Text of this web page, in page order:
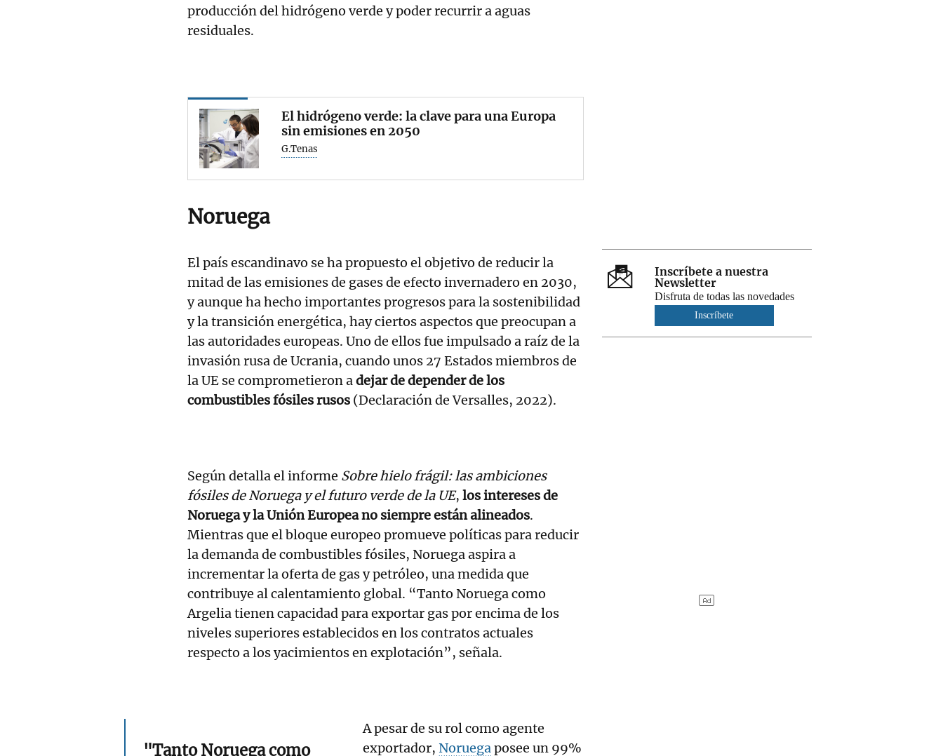
producción del hidrógeno verde y poder recurrir a aguas
residuales.
El hidrógeno verde: la clave para una Europa
sin emisiones en 2050
G.Tenas
Noruega
El país escandinavo se ha propuesto el objetivo de reducir la
mitad de las emisiones de gases de efecto invernadero en 2030,
y aunque ha hecho importantes progresos para la sostenibilidad
y la transición energética, hay ciertos aspectos que preocupan a
las autoridades europeas. Uno de ellos fue impulsado a raíz de la
invasión rusa de Ucrania, cuando unos 27 Estados miembros de
la UE se comprometieron adejar de depender de los
combustibles fósiles rusos (Declaración de Versalles, 2022).
Según detalla el informe Sobre hielo frágil: las ambiciones
fósiles de Noruega y el futuro verde de la UE, los intereses de
Noruega y la Unión Europea no siempre están alineados.
Mientras que el bloque europeo promueve políticas para reducir
la demanda de combustibles fósiles, Noruega aspira a
incrementar la oferta de gas y petróleo, una medida que
contribuye al calentamiento global. “Tanto Noruega como
Argelia tienen capacidad para exportar gas por encima de los
niveles superiores establecidos en los contratos actuales
respecto a los yacimientos en explotación”, señala.
"Tanto Noruega como
A pesar de su rol como agente
exportador, Noruegaposee un 99%
Inscríbete a nuestra
Newsletter
Disfruta de todas las novedades
Inscríbete